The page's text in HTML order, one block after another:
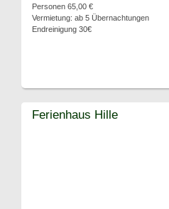
Personen 65,00 €
Vermietung: ab 5 Übernachtungen
Endreinigung 30€
Ferienhaus Hille